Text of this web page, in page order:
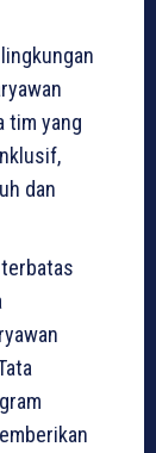
tim yang
dan